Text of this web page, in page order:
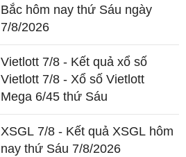
Bắc hôm nay thứ Sáu ngày
7/8/2026
Vietlott 7/8 - Kết quả xổ số
Vietlott 7/8 - Xổ số Vietlott
Mega 6/45 thứ Sáu
XSGL 7/8 - Kết quả XSGL hôm
nay thứ Sáu 7/8/2026